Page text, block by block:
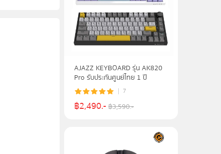
AJAZZ KEYBOARD รุ่น AK820
Pro รับประกันศูนย์ไทย 1 ปี
7
฿2,490.-฿3,590.-